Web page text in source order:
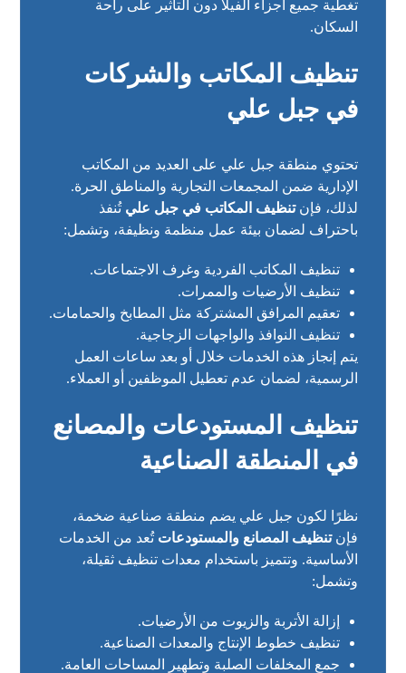
تغطية جميع أجزاء الفيلا دون التأثير على راحة
السكان.
تنظيف المكاتب والشركات
في جبل علي
تحتوي منطقة جبل علي على العديد من المكاتب
الإدارية ضمن المجمعات التجارية والمناطق الحرة.
لذلك، فإنتنظيف المكاتب في جبل علي تُنفذ
باحتراف لضمان بيئة عمل منظمة ونظيفة، وتشمل:
تنظيف المكاتب الفردية وغرف الاجتماعات.
تنظيف الأرضيات والممرات.
تعقيم المرافق المشتركة مثل المطابخ والحمامات.
تنظيف النوافذ والواجهات الزجاجية.
يتم إنجاز هذه الخدمات خلال أو بعد ساعات العمل
الرسمية، لضمان عدم تعطيل الموظفين أو العملاء.
تنظيف المستودعات والمصانع
في المنطقة الصناعية
نظرًا لكون جبل علي يضم منطقة صناعية ضخمة،
فإنتنظيف المصانع والمستودعات تُعد من الخدمات
الأساسية. وتتميز باستخدام معدات تنظيف ثقيلة،
وتشمل:
إزالة الأتربة والزيوت من الأرضيات.
تنظيف خطوط الإنتاج والمعدات الصناعية.
جمع المخلفات الصلبة وتطهير المساحات العامة.